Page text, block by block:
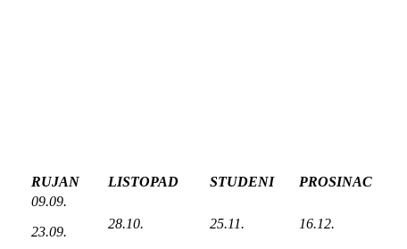
RUJAN LISTOPAD STUDENI PROSINAC
09.09.
23.09.
28.10. 25.11. 16.12.